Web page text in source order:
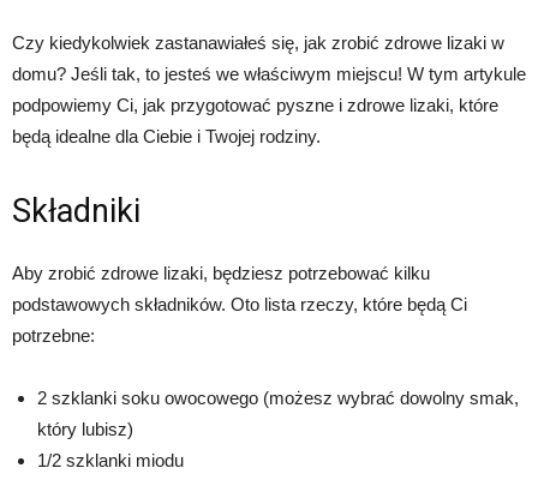
Czy kiedykolwiek zastanawiałeś się, jak zrobić zdrowe lizaki w
domu? Jeśli tak, to jesteś we właściwym miejscu! W tym artykule
podpowiemy Ci, jak przygotować pyszne i zdrowe lizaki, które
będą idealne dla Ciebie i Twojej rodziny.
Składniki
Aby zrobić zdrowe lizaki, będziesz potrzebować kilku
podstawowych składników. Oto lista rzeczy, które będą Ci
potrzebne:
2 szklanki soku owocowego (możesz wybrać dowolny smak,
który lubisz)
1/2 szklanki miodu